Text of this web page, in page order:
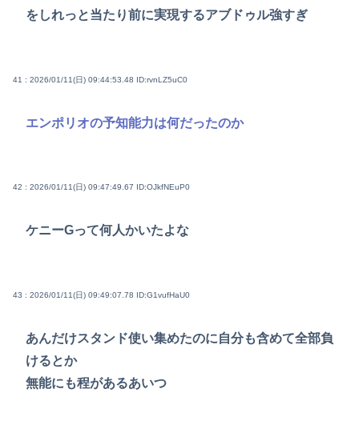
をしれっと当たり前に実現するアブドゥル強すぎ
41 : 2026/01/11(日) 09:44:53.48 ID:rvnLZ5uC0
エンポリオの予知能力は何だったのか
42 : 2026/01/11(日) 09:47:49.67 ID:OJkfNEuP0
ケニーGって何人かいたよな
43 : 2026/01/11(日) 09:49:07.78 ID:G1vufHaU0
あんだけスタンド使い集めたのに自分も含めて全部負
けるとか
無能にも程があるあいつ